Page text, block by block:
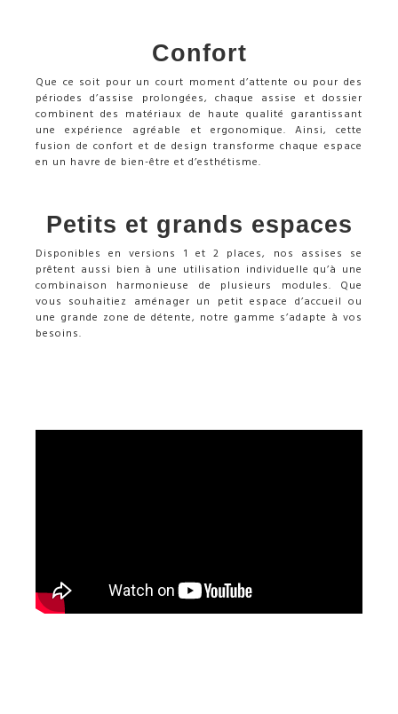
Confort
Que ce soit pour un court moment d’attente ou pour des
périodes d’assise prolongées, chaque assise et dossier
combinent des matériaux de haute qualité garantissant
une expérience agréable et ergonomique. Ainsi, cette
fusion de confort et de design transforme chaque espace
en un havre de bien-être et d’esthétisme.
Petits et grands espaces
Disponibles en versions 1 et 2 places, nos assises se
prêtent aussi bien à une utilisation individuelle qu’à une
combinaison harmonieuse de plusieurs modules. Que
vous souhaitiez aménager un petit espace d’accueil ou
une grande zone de détente, notre gamme s’adapte à vos
besoins.